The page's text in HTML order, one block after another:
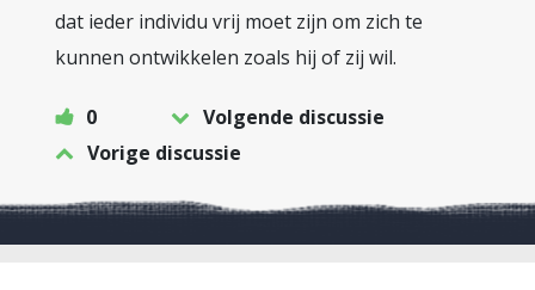
dat ieder individu vrij moet zijn om zich te
kunnen ontwikkelen zoals hij of zij wil.
0
Volgende discussie
Vorige discussie